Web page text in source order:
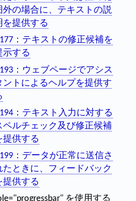
外の場合に、テキストの説
を提供する
：テキストの修正候補を
示する
：ウェブページでアシス
ントによるヘルプを提供す
：テキスト入力に対する
ペルチェック及び修正候補
提供する
：データが正常に送信さ
たときに、フィードバック
提供する
を使用する